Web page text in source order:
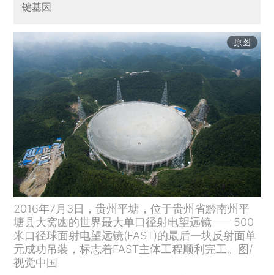
键基因
原图
2016年7月3日，贵州平塘，位于贵州省黔南州平
塘县大窝凼的世界最大单口径射电望远镜——500
米口径球面射电望远镜(FAST)的最后一块反射面单
元成功吊装，标志着FAST主体工程顺利完工。图/
视觉中国